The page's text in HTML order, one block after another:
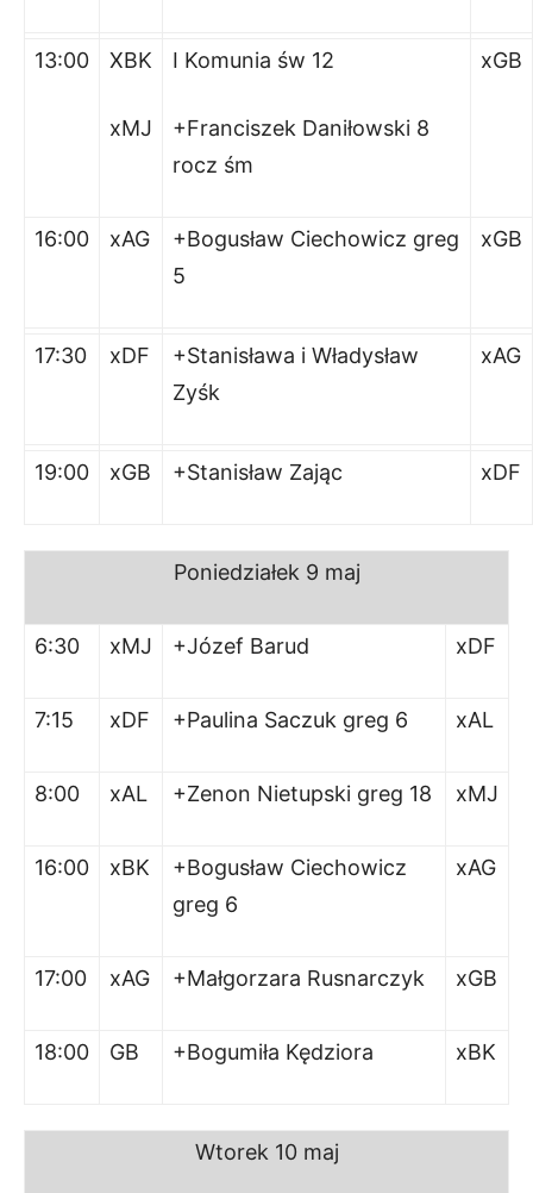
13:00 XBK
xMJ
I Komunia św 12
+Franciszek Daniłowski 8
rocz śm
xGB
16:00 xAG
+Bogusław Ciechowicz greg
5
xGB
17:30 xDF
+Stanisława i Władysław
Zyśk
xAG
19:00 xGB +Stanisław Zając xDF
Poniedziałek 9 maj
6:30 xMJ +Józef Barud xDF
7:15 xDF +Paulina Saczuk greg 6 xAL
8:00 xAL +Zenon Nietupski greg 18 xMJ
16:00 xBK
+Bogusław Ciechowicz
greg 6
xAG
17:00 xAG +Małgorzara Rusnarczyk xGB
18:00 GB +Bogumiła Kędziora xBK
Wtorek 10 maj